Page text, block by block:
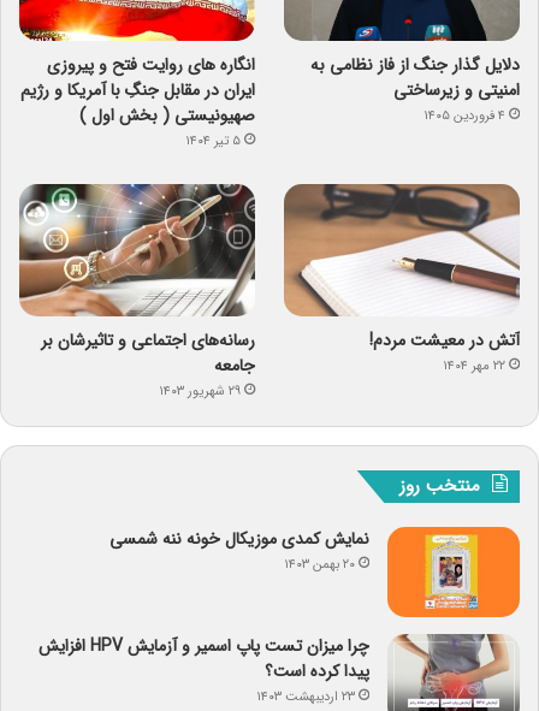
دلایل گذار جنگ از فاز نظامی به
امنیتی و زیرساختی
۴ فروردین ۱۴۰۵
انگاره های روایت فتح و پیروزی
ایران در مقابل جنگِ با آمریکا و رژیم
صهیونیستی ( بخش اول )
۵ تیر ۱۴۰۴
آتش در معیشت مردم!
۲۲ مهر ۱۴۰۴
رسانه‌های اجتماعی و تاثیرشان بر
جامعه
۲۹ شهریور ۱۴۰۳
منتخب روز
نمایش کمدی موزیکال خونه ننه شمسی
۲۰ بهمن ۱۴۰۳
چرا میزان تست پاپ اسمیر و آزمایش HPV افزایش
پیدا کرده است؟
۲۳ اردیبهشت ۱۴۰۳